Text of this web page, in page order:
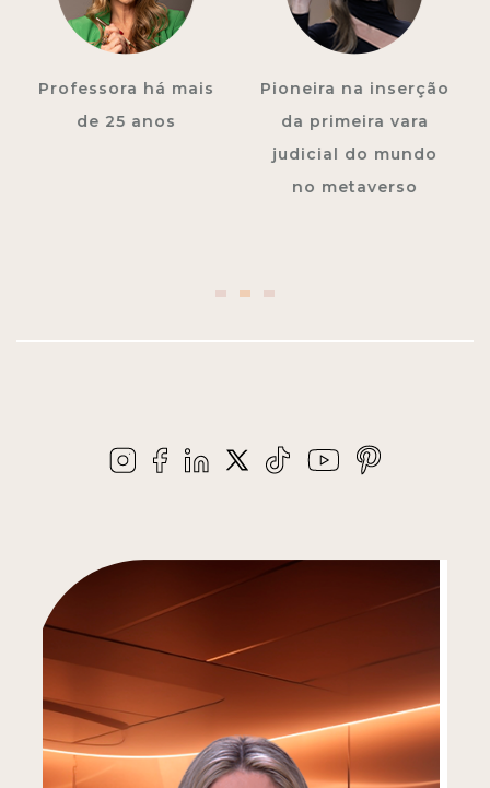
Pioneira na inserção
da primeira vara
Autora de 3 livros
PODCASTS